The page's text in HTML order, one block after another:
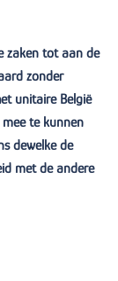
zaken tot aan de
zonder
unitaire België
te kunnen
dewelke de
met de andere